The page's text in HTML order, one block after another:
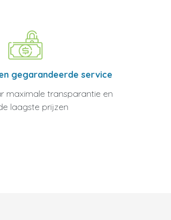
gegarandeerde service
maximale transparantie en
laagste prijzen